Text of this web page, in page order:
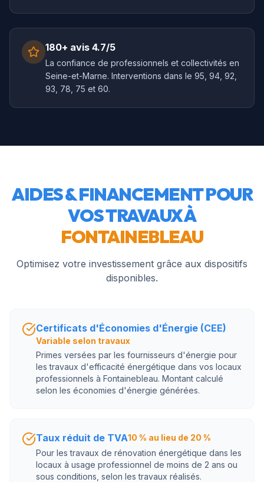
180+ avis 4.7/5
La confiance de professionnels et collectivités en
Seine-et-Marne. Interventions dans le 95, 94, 92,
93, 78, 75 et 60.
AIDES & FINANCEMENT POUR
VOS TRAVAUX À
FONTAINEBLEAU
Optimisez votre investissement grâce aux dispositifs
disponibles.
Certificats d'Économies d'Énergie (CEE)
Variable selon travaux
Primes versées par les fournisseurs d'énergie pour
les travaux d'efficacité énergétique dans vos locaux
professionnels à Fontainebleau. Montant calculé
selon les économies d'énergie générées.
Taux réduit de TVA10 % au lieu de 20 %
Pour les travaux de rénovation énergétique dans les
locaux à usage professionnel de moins de 2 ans ou
sous conditions, selon les travaux réalisés.